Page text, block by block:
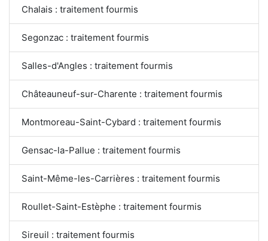
Chalais : traitement fourmis
Segonzac : traitement fourmis
Salles-d'Angles : traitement fourmis
Châteauneuf-sur-Charente : traitement fourmis
Montmoreau-Saint-Cybard : traitement fourmis
Gensac-la-Pallue : traitement fourmis
Saint-Même-les-Carrières : traitement fourmis
Roullet-Saint-Estèphe : traitement fourmis
Sireuil : traitement fourmis